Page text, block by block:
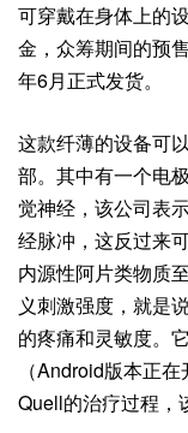
可穿戴在身体上的
金，众筹期间的预
年6月正式发货。
这款纤薄的设备可
部。其中有一个电
觉神经，该公司表
经脉冲，这反过来
内源性阿片类物质
义刺激强度，就是
的疼痛和灵敏度。
（Android版本正
Quell的治疗过程，